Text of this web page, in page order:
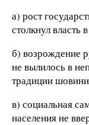
а) рост
столкнул власть
б) возрождение
не вылилось в
традиции
в) социальная
населения не